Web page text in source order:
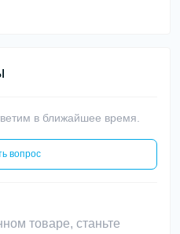
в ближайшее время.
вопрос
товаре, станьте